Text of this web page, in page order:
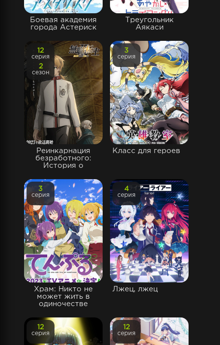
Боевая академия
города Астериск
Треугольник
Аякаси
Реинкарнация
безработного:
История о
12
серия
2
сезон
Класс для героев
3
серия
Храм: Никто не
может жить в
одиночестве
3
серия
Лжец, лжец
4
серия
12
серия
12
серия